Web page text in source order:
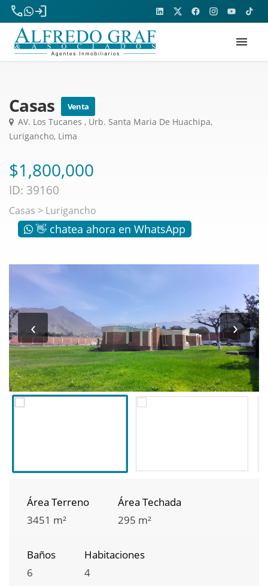
phone
login
menu
Casas Venta
AV. Los Tucanes , Urb. Santa Maria De Huachipa,
Lurigancho, Lima
$1,800,000
ID: 39160
Casas > Lurigancho
👋 chatea ahora en WhatsApp
‹ ›
Área Terreno
3451 m²
Área Techada
295 m²
Baños
6
Habitaciones
4